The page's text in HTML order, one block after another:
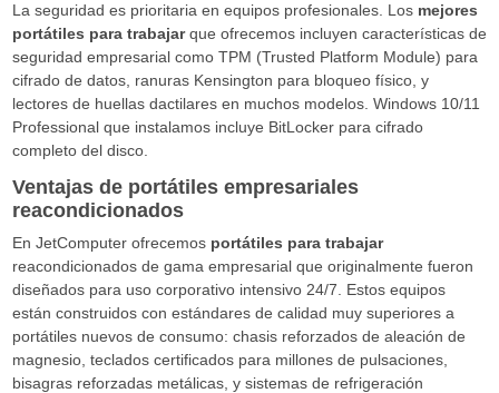
La seguridad es prioritaria en equipos profesionales. Los mejores
portátiles para trabajarque ofrecemos incluyen características de
seguridad empresarial como TPM (Trusted Platform Module) para
cifrado de datos, ranuras Kensington para bloqueo físico, y
lectores de huellas dactilares en muchos modelos. Windows 10/11
Professional que instalamos incluye BitLocker para cifrado
completo del disco.
Ventajas de portátiles empresariales
reacondicionados
En JetComputer ofrecemos portátiles para trabajar
reacondicionados de gama empresarial que originalmente fueron
diseñados para uso corporativo intensivo 24/7. Estos equipos
están construidos con estándares de calidad muy superiores a
portátiles nuevos de consumo: chasis reforzados de aleación de
magnesio, teclados certificados para millones de pulsaciones,
bisagras reforzadas metálicas, y sistemas de refrigeración